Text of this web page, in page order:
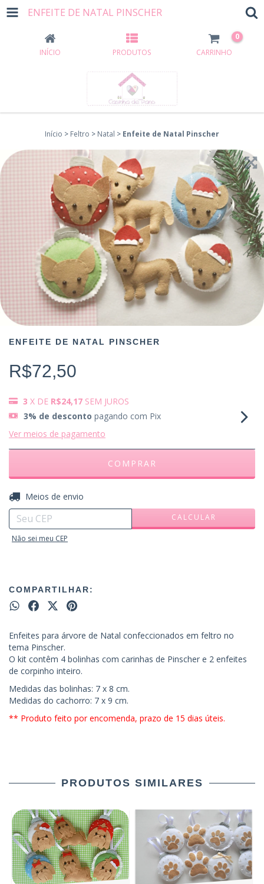
ENFEITE DE NATAL PINSCHER
INÍCIO PRODUTOS CARRINHO
0
Início > Feltro > Natal > Enfeite de Natal Pinscher
ENFEITE DE NATAL PINSCHER
R$72,50
3 X DE R$24,17 SEM JUROS
3% de desconto pagando com Pix
Ver meios de pagamento
Entregas para o CEP:
Meios de envio
CALCULAR
Não sei meu CEP
COMPARTILHAR:
Enfeites para árvore de Natal confeccionados em feltro no
tema Pinscher.
O kit contêm 4 bolinhas com carinhas de Pinscher e 2 enfeites
de corpinho inteiro.
Medidas das bolinhas: 7 x 8 cm.
Medidas do cachorro: 7 x 9 cm.
** Produto feito por encomenda, prazo de 15 dias úteis.
PRODUTOS SIMILARES